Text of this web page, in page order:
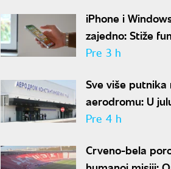
iPhone i
zajedno: Stiže
korisnici
Pre 3 h
Sve više putnika
aerodromu: U
"Konstantin
Pre 4 h
Crveno-bela